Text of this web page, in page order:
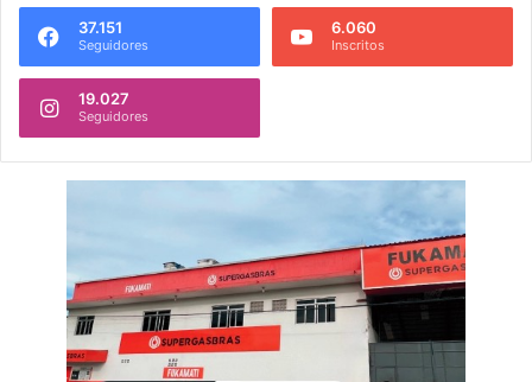
37.151
Seguidores
6.060
Inscritos
19.027
Seguidores